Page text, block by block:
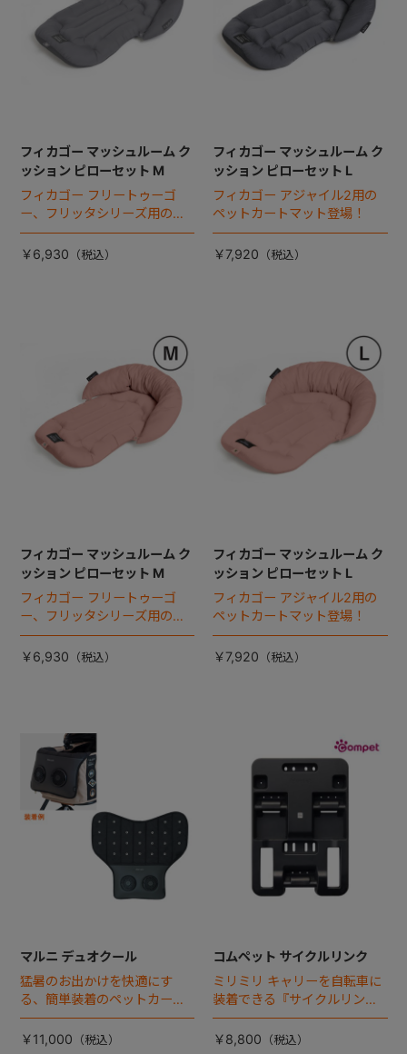
フィカゴー マッシュルーム ク
ッション ピローセット M
フィカゴー フリートゥーゴ
ー、フリッタシリーズ用のペ
ットカートマット登場！
￥6,930
フィカゴー マッシュルーム ク
ッション ピローセット L
フィカゴー アジャイル2用の
ペットカートマット登場！
￥7,920
フィカゴー マッシュルーム ク
ッション ピローセット M
フィカゴー フリートゥーゴ
ー、フリッタシリーズ用のペ
ットカートマット登場！
￥6,930
フィカゴー マッシュルーム ク
ッション ピローセット L
フィカゴー アジャイル2用の
ペットカートマット登場！
￥7,920
マルニ デュオクール
猛暑のお出かけを快適にす
る、簡単装着のペットカート
専用ダブル送風ファンが登
場。
￥11,000
コムペット サイクルリンク
ミリミリ キャリーを自転車に
装着できる『サイクルリン
ク』が登場！
￥8,800